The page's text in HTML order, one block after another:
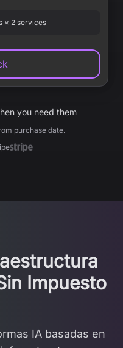
× 2 services
you need them
purchase date.
Impuesto
IA basadas en